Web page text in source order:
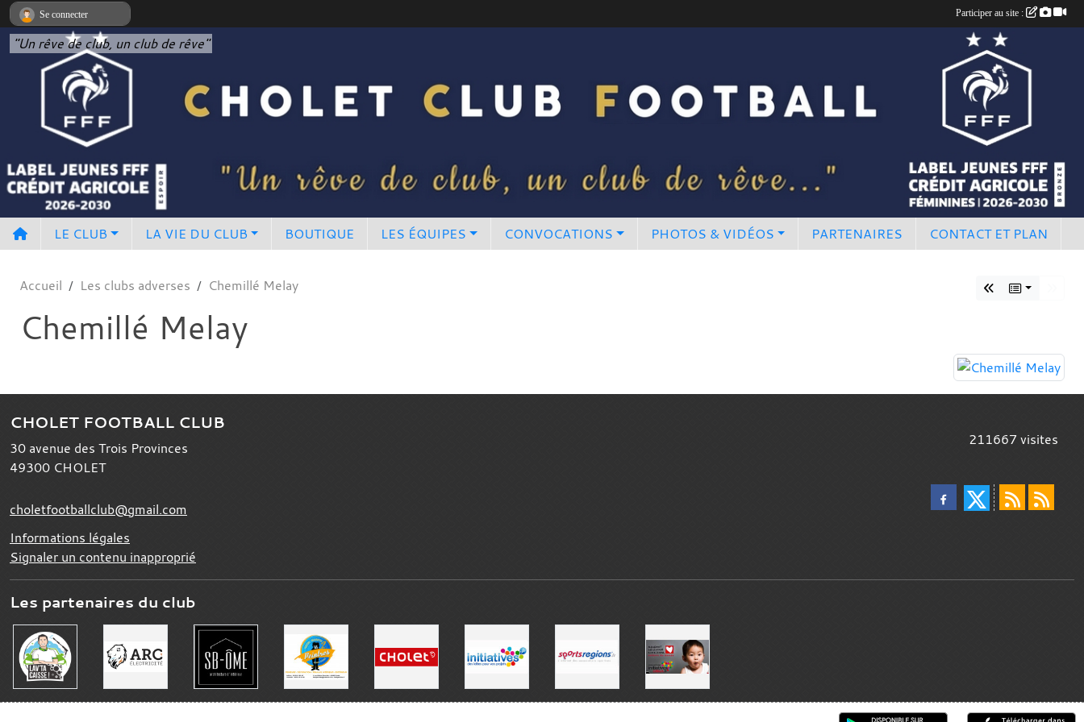
"Un rêve de club, un club de rêve"
LE CLUB LA VIE DU CLUB BOUTIQUE LES ÉQUIPES CONVOCATIONS PHOTOS & VIDÉOS PARTENAIRES CONTACT ET PLAN
Accueil Les clubs adverses Chemillé Melay
Chemillé Melay
CHOLET FOOTBALL CLUB
30 avenue des Trois Provinces
49300 CHOLET
choletfootballclub@gmail.com
Informations légales
Signaler un contenu inapproprié
211667visites
Les partenaires du club
Se connecter Participer au site :
Panneau de gestion des cookies